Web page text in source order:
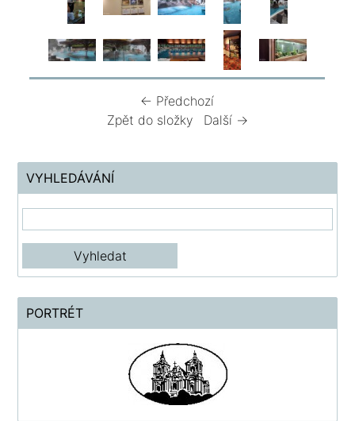
← Předchozí
Zpět do složky
Další →
VYHLEDÁVÁNÍ
PORTRÉT